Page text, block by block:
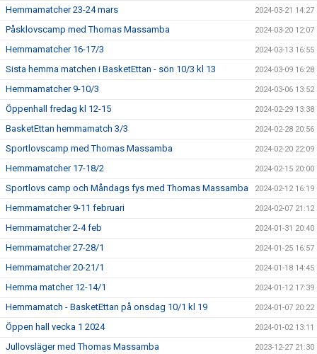
Hemmamatcher 23-24 mars 2024-03-21 14:27
Påsklovscamp med Thomas Massamba 2024-03-20 12:07
Hemmamatcher 16-17/3 2024-03-13 16:55
Sista hemma matchen i BasketEttan - sön 10/3 kl 13 2024-03-09 16:28
Hemmamatcher 9-10/3 2024-03-06 13:52
Öppenhall fredag kl 12-15 2024-02-29 13:38
BasketEttan hemmamatch 3/3 2024-02-28 20:56
Sportlovscamp med Thomas Massamba 2024-02-20 22:09
Hemmamatcher 17-18/2 2024-02-15 20:00
Sportlovs camp och Måndags fys med Thomas Massamba 2024-02-12 16:19
Hemmamatcher 9-11 februari 2024-02-07 21:12
Hemmamatcher 2-4 feb 2024-01-31 20:40
Hemmamatcher 27-28/1 2024-01-25 16:57
Hemmamatcher 20-21/1 2024-01-18 14:45
Hemma matcher 12-14/1 2024-01-12 17:39
Hemmamatch - BasketEttan på onsdag 10/1 kl 19 2024-01-07 20:22
Öppen hall vecka 1 2024 2024-01-02 13:11
Jullovsläger med Thomas Massamba 2023-12-27 21:30